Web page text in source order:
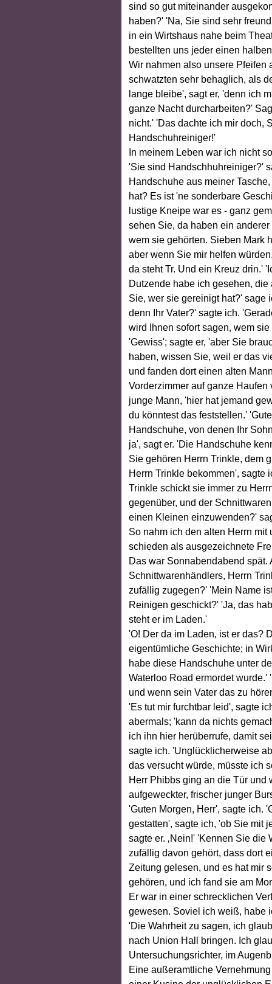
sind so gut miteinander
haben?' 'Na, Sie sind sehr
in ein Wirtshaus nahe beim
bestellten uns jeder einen
Wir nahmen also unsere Pfeifen
schwatzten sehr behaglich, als
lange bleibe', sagt er, 'denn ich
ganze Nacht durcharbeiten?'
nicht.' 'Das dachte ich mir doch,
Handschuhreiniger!'
In meinem Leben war ich nicht
'Sie sind Handschhuhreiniger?'
Handschuhe aus meiner
hat? Es ist 'ne sonderbare
lustige Kneipe war es - ganz
sehen Sie, da haben ein
wem sie gehörten. Sieben Mark
aber wenn Sie mir helfen
da steht Tr. Und ein Kreuz drin.'
Dutzende habe ich gesehen,
Sie, wer sie gereinigt hat?' sage
denn Ihr Vater?' sagte ich.
wird Ihnen sofort sagen, wem
'Gewiss'; sagte er, 'aber Sie
haben, wissen Sie, weil er das
und fanden dort einen alten
Vorderzimmer auf ganze
junge Mann, 'hier hat jemand
du könntest das feststellen.'
Handschuhe, von denen Ihr
ja', sagt er. 'Die Handschuhe
Sie gehören Herrn Trinkle, dem
Herrn Trinkle bekommen', sagte
Trinkle schickt sie immer zu
gegenüber, und der
einen Kleinen einzuwenden?'
So nahm ich den alten Herrn
schieden als ausgezeichnete
Das war Sonnabendabend
Schnittwarenhändlers, Herrn
zufällig zugegen?' 'Mein Name
Reinigen geschickt?' 'Ja, das
steht er im Laden.'
'O! Der da im Laden, ist er das?
eigentümliche Geschichte; in
habe diese Handschuhe unter
Waterloo Road ermordet wurde.'
und wenn sein Vater das zu
'Es tut mir furchtbar leid', sagte
abermals; 'kann da nichts
ich ihn hier herüberrufe, damit
sagte ich. 'Unglücklicherweise
das versucht würde, müsste ich
Herr Phibbs ging an die Tür und
aufgeweckter, frischer junger
'Guten Morgen, Herr', sagte ich.
gestatten', sagte ich, 'ob Sie mit
sagte er. ‚Nein!' 'Kennen Sie
zufällig davon gehört, dass dort
Zeitung gelesen, und es hat mir
gehören, und ich fand sie am
Er war in einer schrecklichen
gewesen. Soviel ich weiß, habe
'Die Wahrheit zu sagen, ich
nach Union Hall bringen. Ich
Untersuchungsrichter, im
Eine außeramtliche